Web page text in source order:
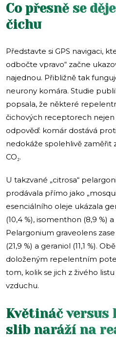
Co přesně se
čichu
Představte si GPS navigaci,
odbočte vpravo“ začne
najednou. Přibližně tak
neurony komára. Studie
popsala, že některé
čichových receptorech nejen
odpověď: komár dostává
nedokáže spolehlivě zaměřit
CO₂.
U takzvané „citrosa“
prodávala přímo jako
esenciálního oleje ukázala
(10,4 %), isomenthon (8,9 %)
Pelargonium graveolens
(21,9 %) a geraniol (11,1 %).
doloženým repelentním
tom, kolik se jich z živého
vzduchu.
Květináč versus
slib naráží na